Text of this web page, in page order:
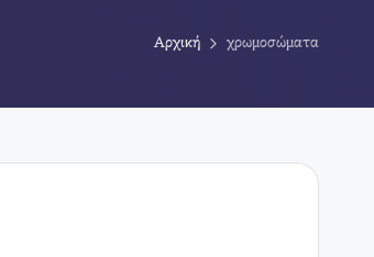
Αρχική χρωμοσώματα